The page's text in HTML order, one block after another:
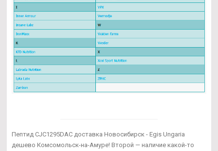
Пептид CJC1295DAC доставка Новосибирск - Egis Ungaria
дешево Комсомольск-на-Амуре! Второй — наличие какой-то